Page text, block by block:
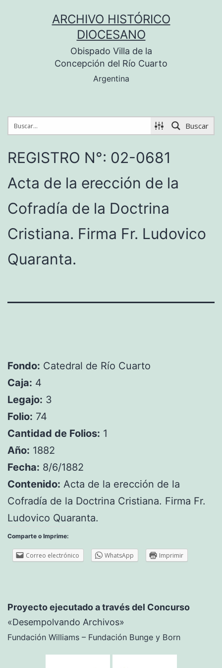
ARCHIVO HISTÓRICO
DIOCESANO
Obispado Villa de la
Concepción del Río Cuarto
Argentina
Buscar
REGISTRO N°: 02-0681
Acta de la erección de la
Cofradía de la Doctrina
Cristiana. Firma Fr. Ludovico
Quaranta.
Fondo: Catedral de Río Cuarto
Caja: 4
Legajo: 3
Folio: 74
Cantidad de Folios: 1
Año: 1882
Fecha: 8/6/1882
Contenido: Acta de la erección de la
Cofradía de la Doctrina Cristiana. Firma Fr.
Ludovico Quaranta.
Comparte o Imprime:
Correo electrónico WhatsApp Imprimir
Proyecto ejecutado a través del Concurso
«Desempolvando Archivos»
Fundación Williams – Fundación Bunge y Born